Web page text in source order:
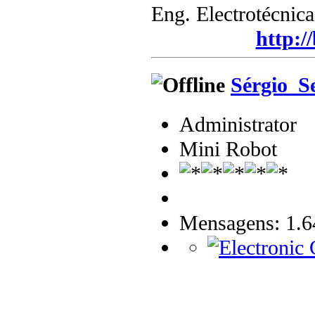
Eng.
http://
Administrator
Mini Robot
Mensagens: